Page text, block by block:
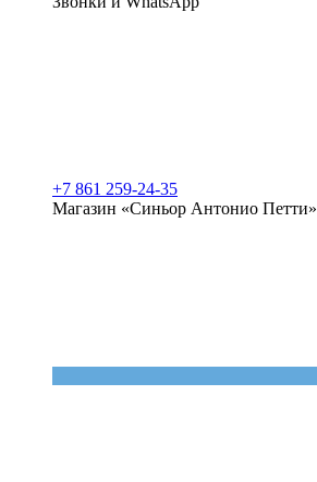
+7 861 259-24-35
Магазин «Синьор Антонио Петти»